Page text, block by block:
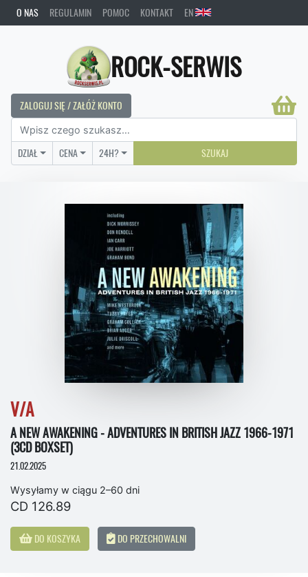
O NAS REGULAMIN POMOC KONTAKT EN
ROCK-SERWIS
ZALOGUJ SIĘ / ZAŁÓŻ KONTO
DZIAŁ CENA 24H? SZUKAJ
V/A
A NEW AWAKENING - ADVENTURES IN BRITISH JAZZ 1966-1971
(3CD BOXSET)
21.02.2025
Wysyłamy w ciągu 2–60 dni
CD 126.89
DO KOSZYKA DO PRZECHOWALNI